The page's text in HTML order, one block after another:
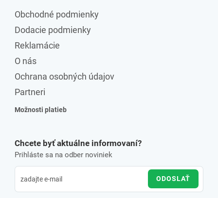
Obchodné podmienky
Dodacie podmienky
Reklamácie
O nás
Ochrana osobných údajov
Partneri
Možnosti platieb
Chcete byť aktuálne informovaní?
Prihláste sa na odber noviniek
ODOSLAŤ